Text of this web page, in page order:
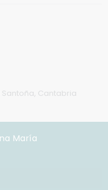
Santoña, Cantabria
María